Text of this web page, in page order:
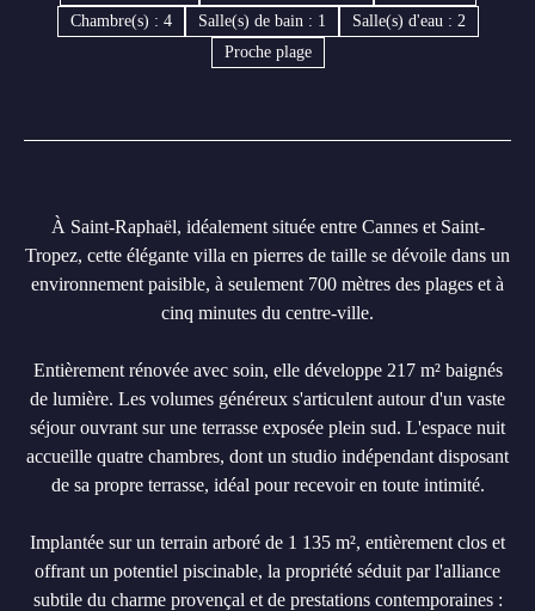
Chambre(s) : 4
Salle(s) de bain : 1
Salle(s) d'eau : 2
Proche plage
À Saint-Raphaël, idéalement située entre Cannes et Saint-
Tropez, cette élégante villa en pierres de taille se dévoile dans un
environnement paisible, à seulement 700 mètres des plages et à
cinq minutes du centre-ville.
Entièrement rénovée avec soin, elle développe 217 m² baignés
de lumière. Les volumes généreux s'articulent autour d'un vaste
séjour ouvrant sur une terrasse exposée plein sud. L'espace nuit
accueille quatre chambres, dont un studio indépendant disposant
de sa propre terrasse, idéal pour recevoir en toute intimité.
Implantée sur un terrain arboré de 1 135 m², entièrement clos et
offrant un potentiel piscinable, la propriété séduit par l'alliance
subtile du charme provençal et de prestations contemporaines :